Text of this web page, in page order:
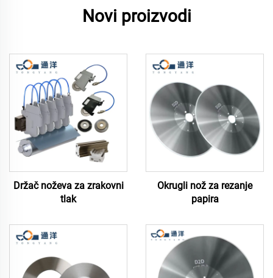
Novi proizvodi
Držač noževa za zrakovni
tlak
Okrugli nož za rezanje
papira